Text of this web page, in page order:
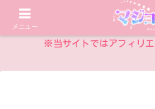
乙女チックア
※当サイトではアフィリエ
メニュー